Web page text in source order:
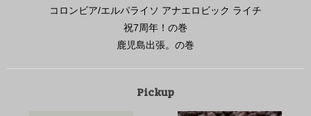
コロンビア/エルパライソ アナエロビック ライチ
祝7周年！の巻
鹿児島出張。の巻
Pickup